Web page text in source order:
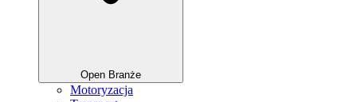
Open Branże
Motoryzacja